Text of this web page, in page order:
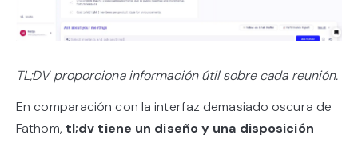
TL;DV proporciona información útil sobre cada reunión.
En comparación con la interfaz demasiado oscura de
Fathom, tl;dv tiene un diseño y una disposición